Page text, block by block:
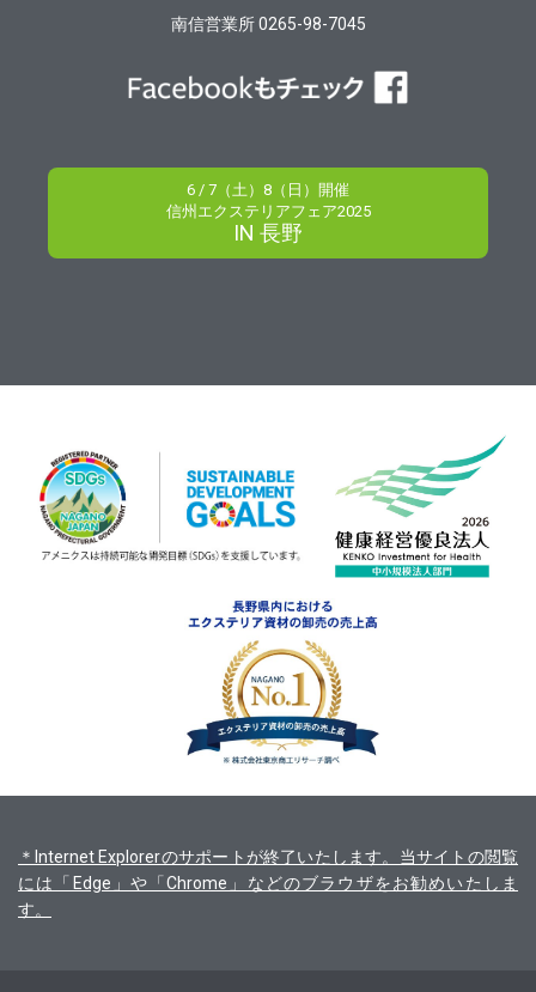
南信営業所 0265-98-7045
6 / 7（土）8（日）開催
信州エクステリアフェア2025
IN 長野
＊Internet Explorerのサポートが終了いたします。当サイトの閲覧
には「Edge」や「Chrome」などのブラウザをお勧めいたしま
す。